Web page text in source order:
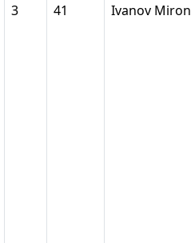
3 41 Ivanov Miron